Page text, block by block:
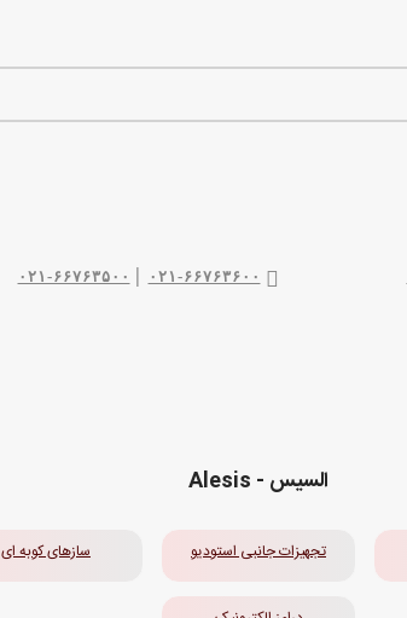
۰۲۱-۶۶۷۶۳۶۰۰ | ۰۲۱-۶۶۷۶۳۵۰۰
السیس - Alesis
تجهیزات جانبی استودیو سازهای کوبه ای